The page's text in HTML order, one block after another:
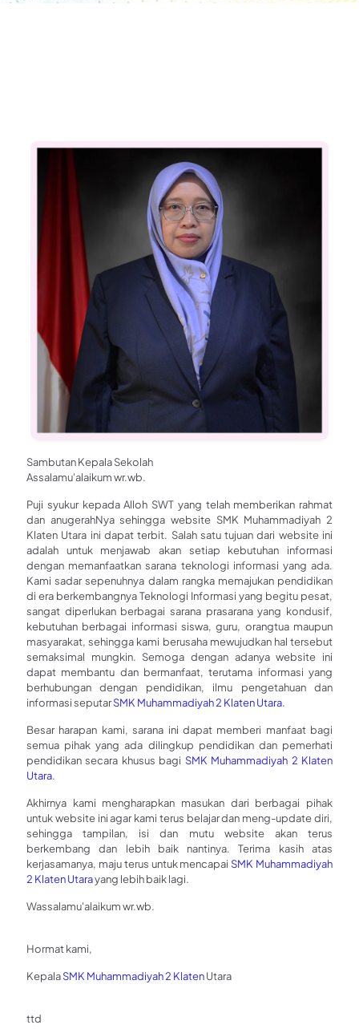
Sambutan Kepala Sekolah
Assalamu'alaikum wr.wb.
Puji syukur kepada Alloh SWT yang telah memberikan rahmat
dan anugerahNya sehingga website SMK Muhammadiyah 2
Klaten Utara ini dapat terbit. Salah satu tujuan dari website ini
adalah untuk menjawab akan setiap kebutuhan informasi
dengan memanfaatkan sarana teknologi informasi yang ada.
Kami sadar sepenuhnya dalam rangka memajukan pendidikan
di era berkembangnya Teknologi Informasi yang begitu pesat,
sangat diperlukan berbagai sarana prasarana yang kondusif,
kebutuhan berbagai informasi siswa, guru, orangtua maupun
masyarakat, sehingga kami berusaha mewujudkan hal tersebut
semaksimal mungkin. Semoga dengan adanya website ini
dapat membantu dan bermanfaat, terutama informasi yang
berhubungan dengan pendidikan, ilmu pengetahuan dan
informasi seputarSMK Muhammadiyah 2 Klaten Utara.
Besar harapan kami, sarana ini dapat memberi manfaat bagi
semua pihak yang ada dilingkup pendidikan dan pemerhati
pendidikan secara khusus bagi SMK Muhammadiyah 2 Klaten
Utara.
Akhirnya kami mengharapkan masukan dari berbagai pihak
untuk website ini agar kami terus belajar dan meng-update diri,
sehingga tampilan, isi dan mutu website akan terus
berkembang dan lebih baik nantinya. Terima kasih atas
kerjasamanya, maju terus untuk mencapai SMK Muhammadiyah
2 Klaten Utarayang lebih baik lagi.
Wassalamu'alaikum wr.wb.
Hormat kami,
KepalaSMK Muhammadiyah 2 KlatenUtara
ttd